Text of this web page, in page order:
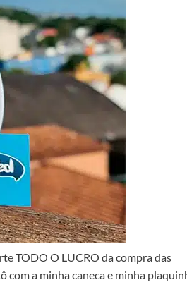
TODO O LUCRO da compra das
com a minha caneca e minha